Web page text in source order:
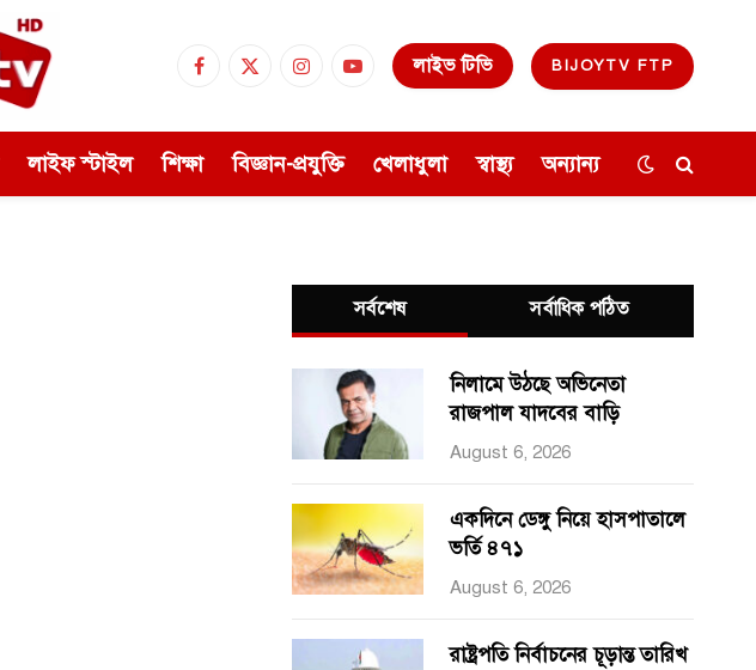
Facebook
X
InstagramYouTubeলাইভ টিভি BIJOYTV FTP
লাইফ স্টাইল শিক্ষা বিজ্ঞান-প্রযুক্তি খেলাধুলা স্বাস্থ্য অন্যান্য
সর্বশেষ সর্বাধিক পঠিত
নিলামে উঠছে অভিনেতা
রাজপাল যাদবের বাড়ি
August 6, 2026
একদিনে ডেঙ্গু নিয়ে হাসপাতালে
ভর্তি ৪৭১
August 6, 2026
রাষ্ট্রপতি নির্বাচনের চূড়ান্ত তারিখ